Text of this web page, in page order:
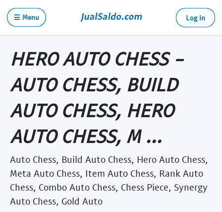
☰ Menu Log in
HERO AUTO CHESS -
AUTO CHESS, BUILD
AUTO CHESS, HERO
AUTO CHESS, M ...
Auto Chess, Build Auto Chess, Hero Auto Chess,
Meta Auto Chess, Item Auto Chess, Rank Auto
Chess, Combo Auto Chess, Chess Piece, Synergy
Auto Chess, Gold Auto